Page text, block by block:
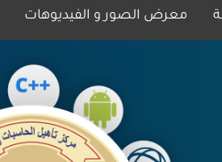
(current) معرض الصور و الفيديوهات